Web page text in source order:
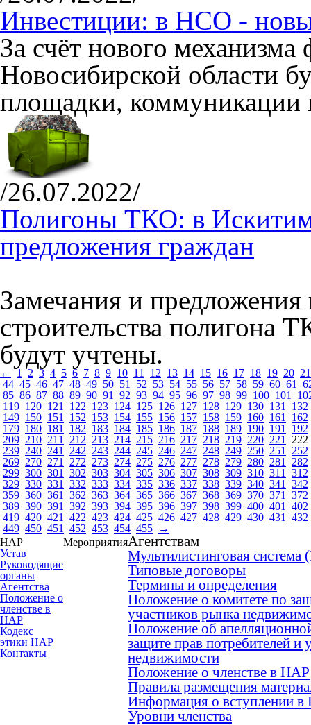
Инвестиции: в НСО -
За счёт нового
Новосибирской области
площадки, коммуникации
/26.07.2022/
Полигоны ТКО: в
предложения граждан
Замечания и
строительства полигона
будут учтены.
← 1 2 3 4 5 6 7 8 9 10 11 12 13 14 15 16 17 18 19 20 21
44 45 46 47 48 49 50 51 52 53 54 55 56 57 58 59 60 61
85 86 87 88 89 90 91 92 93 94 95 96 97 98 99 100 101
119 120 121 122 123 124 125 126 127 128 129 130 131
132
149 150 151 152 153 154 155 156 157 158 159 160 161
162
179 180 181 182 183 184 185 186 187 188 189 190 191
192
209 210 211 212 213 214 215 216 217 218 219 220 221
222
239 240 241 242 243 244 245 246 247 248 249 250 251
252
269 270 271 272 273 274 275 276 277 278 279 280 281
282
299 300 301 302 303 304 305 306 307 308 309 310 311
312
329 330 331 332 333 334 335 336 337 338 339 340 341
342
359 360 361 362 363 364 365 366 367 368 369 370 371
372
389 390 391 392 393 394 395 396 397 398 399 400 401
402
419 420 421 422 423 424 425 426 427 428 429 430 431
432
449 450 451 452 453 454 455
→
НАР
Устав
Руководящие
органы
Агентства
Положение о
членстве в
НАР
Кодекс
этики НАР
Контакты
МероприятияАгентствам
Мультилистинговая
Типовые договоры
Термины и определения
Положение о комитете по
участников рынка
Положение об
защите прав потребителей и
недвижимости
Положение о членстве в НАР
Правила размещения
Информация о вступлении
Уровни членства